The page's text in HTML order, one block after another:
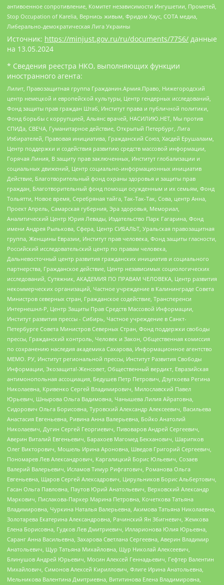
антивоенное сопротивление, Комитет независимости Ингушетии, Прометей,
Stop Occupation of Karelia, Вернись живым, Фридом Хаус, СОТА медиа,
Либерально-демократическая Лига Украины
Источник: https://minjust.gov.ru/ru/documents/7756/ данные
на 13.05.2024
* Сведения реестра НКО, выполняющих функции
иностранного агента:
Лилит, Правозащитная группа Гражданин.Армия.Право, Нижегородский
центр немецкой и европейской культуры, Центр гендерных исследований,
Фонд защиты прав граждан Штаб, Институт права и публичной политики,
Фонд борьбы с коррупцией, Альянс врачей, НАСИЛИЮ.НЕТ, Мы против
СПИДа, СВЕЧА, Гуманитарное действие, Открытый Петербург, Лига
Избирателей, Правовая инициатива, Гражданский Союз, Хасдей Ерушалаим,
Центр поддержки и содействия развитию средств массовой информации,
Горячая Линия, В защиту прав заключенных, Институт глобализации и
социальных движений, Центр социально-информационных инициатив
Действие, Благотворительный фонд охраны здоровья и защиты прав
граждан, Благотворительный фонд помощи осужденным и их семьям, Фонд
Тольятти, Новое время, Серебряная тайга, Так-Так-Так, Сова, центр Анна,
Проект Апрель, Самарская губерния, Эра здоровья, Мемориал,
Аналитический Центр Юрия Левады, Издательство Парк Гагарина, Фонд
имени Андрея Рылькова, Сфера, Центр СИБАЛЬТ, Уральская правозащитная
группа, Женщины Евразии, Институт прав человека, Фонд защиты гласности,
Российский исследовательский центр по правам человека,
Дальневосточный центр развития гражданских инициатив и социального
партнерства, Гражданское действие, Центр независимых социологических
исследований, Сутяжник, АКАДЕМИЯ ПО ПРАВАМ ЧЕЛОВЕКА, Центр развития
некоммерческих организаций, Частное учреждение в Калининграде Совета
Министров северных стран, Гражданское содействие, Трансперенси
Интернешнл-Р, Центр Защиты Прав Средств Массовой Информации,
Институт развития прессы - Сибирь, Частное учреждение в Санкт-
Петербурге Совета Министров Северных Стран, Фонд поддержки свободы
прессы, Гражданский контроль, Человек и Закон, Общественная комиссия
по сохранению наследия академика Сахарова, Информационное агентство
МЕМО. РУ, Институт региональной прессы, Институт Развития Свободы
Информации, Экозащита!-Женсовет, Общественный вердикт, Евразийская
антимонопольная ассоциация, Бедушев Петр Петрович, Дзугкоева Регина
Николаевна, Кривенко Сергей Владимирович, Милославский Павел
Юрьевич, Шнырова Ольга Вадимовна, Чанышева Лилия Айратовна,
Сидорович Ольга Борисовна, Туровский Александр Алексеевич, Васильева
Анастасия Евгеньевна, Ривина Анна Валерьевна, Бойко Анатолий
Николаевич, Дугин Сергей Георгиевич, Пивоваров Андрей Сергеевич,
Аверин Виталий Евгеньевич, Барахоев Магомед Бекханович, Шарипков
Олег Викторович, Мошель Ирина Ароновна, Шведов Григорий Сергеевич,
Пономарев Лев Александрович, Каргалицкий Борис Юльевич, Созаев
Валерий Валерьевич, Исламов Тимур Рифгатович, Романова Ольга
Евгеньевна, Щаров Сергей Алексадрович, Цирульников Борис Альбертович,
Гасан Ольга Павловна, Паутов Юрий Анатольевич, Верховский Александр
Маркович, Пислакова-Паркер Марина Петровна, Кочеткова Татьяна
Владимировна, Чуркина Наталья Валерьевна, Акимова Татьяна Николаевна,
Золотарева Екатерина Александровна, Рачинский Ян Збигневич, Жемкова
Елена Борисовна, Гудков Лев Дмитриевич, Илларионова Юлия Юрьевна,
Саранг Анна Васильевна, Захарова Светлана Сергеевна, Аверин Владимир
Анатольевич, Щур Татьяна Михайловна, Щур Николай Алексеевич,
Блинушов Андрей Юрьевич, Мосин Алексей Геннадьевич, Гефтер Валентин
Михайлович, Симонов Алексей Кириллович, Флиге Ирина Анатольевна,
Мельникова Валентина Дмитриевна, Вититинова Елена Владимировна,